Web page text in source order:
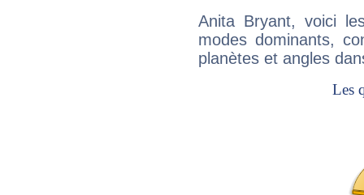
Anita Bryant, voici
modes dominants,
planètes et angles